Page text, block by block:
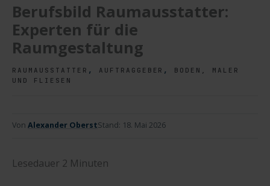
Berufsbild Raumausstatter:
Experten für die
Raumgestaltung
RAUMAUSSTATTER , AUFTRAGGEBER ,
BODEN, MALER
UND FLIESEN
Von Alexander OberstStand: 18. Mai 2026
Lesedauer 2 Minuten